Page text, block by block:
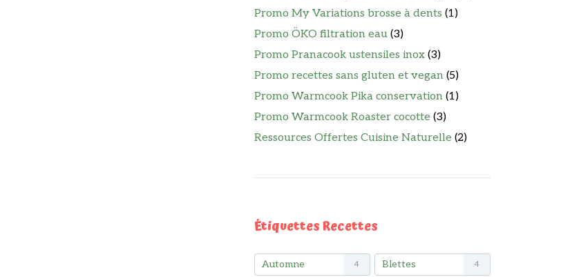
Promo My Variations brosse à dents (1)
Promo ÖKO filtration eau (3)
Promo Pranacook ustensiles inox (3)
Promo recettes sans gluten et vegan (5)
Promo Warmcook Pika conservation (1)
Promo Warmcook Roaster cocotte (3)
Ressources Offertes Cuisine Naturelle (2)
Étiquettes Recettes
Automne 4 Blettes 4